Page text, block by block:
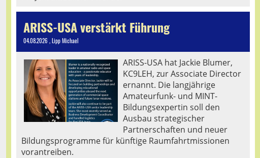
ARISS-USA verstärkt Führung
04.08.2026 , Lipp Michael
ARISS-USA hat Jackie Blumer,
KC9LEH, zur Associate Director
ernannt. Die langjährige
Amateurfunk- und MINT-
Bildungsexpertin soll den
Ausbau strategischer
Partnerschaften und neuer
Bildungsprogramme für künftige Raumfahrtmissionen
vorantreiben.